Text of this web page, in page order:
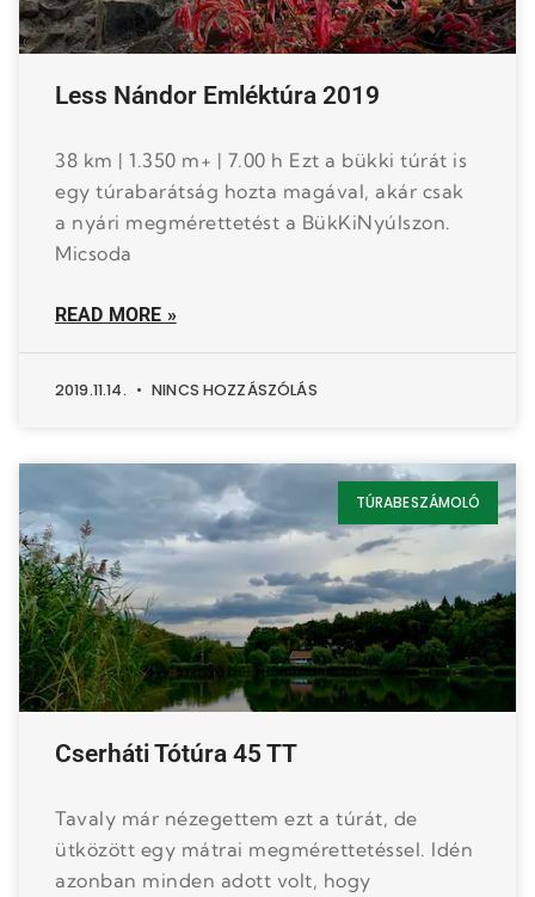
Less Nándor Emléktúra 2019
38 km | 1.350 m+ | 7.00 h Ezt a bükki túrát is
egy túrabarátság hozta magával, akár csak
a nyári megmérettetést a BükKiNyúlszon.
Micsoda
READ MORE »
2019.11.14. NINCS HOZZÁSZÓLÁS
TÚRABESZÁMOLÓ
Cserháti Tótúra 45 TT
Tavaly már nézegettem ezt a túrát, de
ütközött egy mátrai megmérettetéssel. Idén
azonban minden adott volt, hogy